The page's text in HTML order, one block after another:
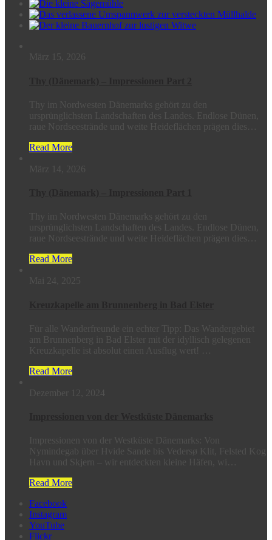
März 15, 2026
Thy im Nordwesten Dänemarks gehört zu den
ursprünglichsten Landschaften des Landes. Endlose Dünen,
raue Nordseestrände und weite Heideflächen prägen dies…
Read More
März 14, 2026
Thy im Nordwesten Dänemarks gehört zu den
ursprünglichsten Landschaften des Landes. Endlose Dünen,
raue Nordseestrände und weite Heideflächen prägen dies…
Read More
Mai 24, 2025
Für alle Wanderfreunde ein echter Tipp: Das Wandergebiet
am Brunnenberg in Bad Elster mit der idyllisch gelegenen
Kreuzkapelle ist absolut einen Ausflug wert! …
Read More
Dezember 12, 2024
Impressionen von der Westküste Dänemarks: Von
Nymindegab über Hvide Sande bis Vedersø Klit, Felsted Kog
Havn und Skjern – wir entdeckten kleine Häfen, wi…
Read More
Facebook
Instagram
YouTube
Flickr